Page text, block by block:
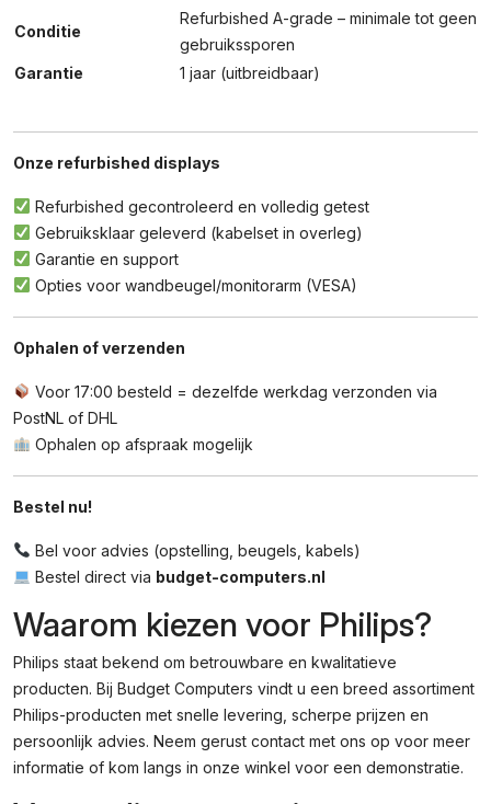
Conditie
Refurbished A-grade – minimale tot geen
gebruikssporen
Garantie
1 jaar (uitbreidbaar)
Onze refurbished displays
Refurbished gecontroleerd en volledig getest
Gebruiksklaar geleverd (kabelset in overleg)
Garantie en support
Opties voor wandbeugel/monitorarm (VESA)
Ophalen of verzenden
Voor 17:00 besteld = dezelfde werkdag verzonden via
PostNL of DHL
Ophalen op afspraak mogelijk
Bestel nu!
Bel voor advies (opstelling, beugels, kabels)
Bestel direct via budget-computers.nl
Waarom kiezen voor Philips?
Philips staat bekend om betrouwbare en kwalitatieve
producten. Bij Budget Computers vindt u een breed assortiment
Philips-producten met snelle levering, scherpe prijzen en
persoonlijk advies. Neem gerust contact met ons op voor meer
informatie of kom langs in onze winkel voor een demonstratie.